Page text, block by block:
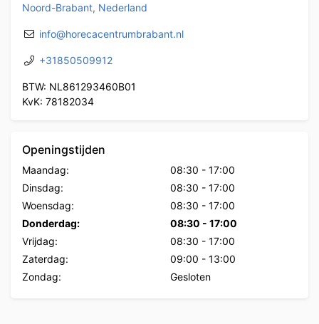
Noord-Brabant, Nederland
info@horecacentrumbrabant.nl
+31850509912
BTW: NL861293460B01
KvK: 78182034
Openingstijden
Maandag: 08:30 - 17:00
Dinsdag:
08:30 - 17:00
Woensdag:
08:30 - 17:00
Donderdag:
08:30 - 17:00
Vrijdag:
08:30 - 17:00
Zaterdag:
09:00 - 13:00
Zondag:
Gesloten